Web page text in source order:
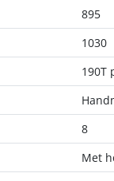
895
1030
190T
8
Met